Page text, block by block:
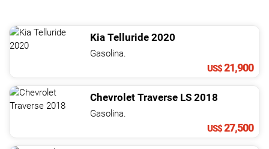
Kia Telluride 2020
Gasolina.
US$21,900
Chevrolet Traverse LS 2018
Gasolina.
US$27,500